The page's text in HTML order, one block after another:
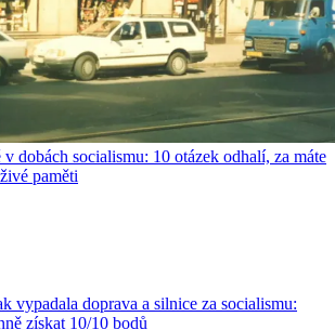
dobách socialismu: 10 otázek odhalí, za máte
paměti
vypadala doprava a silnice za socialismu:
získat 10/10 bodů